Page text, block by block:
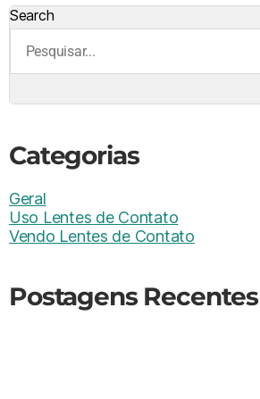
Search
Categorias
Geral
Uso Lentes de Contato
Vendo Lentes de Contato
Postagens Recentes